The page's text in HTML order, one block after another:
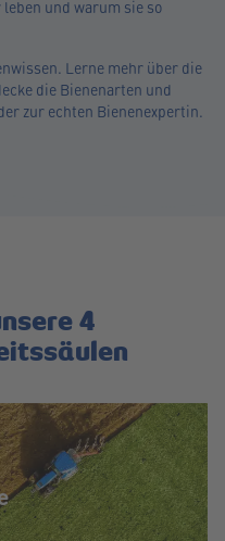
und warum sie so
Lerne mehr über die
die Bienenarten und
zur echten Bienenexpertin.
4